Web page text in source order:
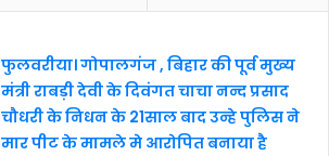
फुलवरीया। गोपालगंज , बिहार की पूर्व मुख्य
मंत्री राबड़ी देवी के दिवंगत चाचा नन्द प्रसाद
चौधरी के निधन के 21साल बाद उन्हे पुलिस ने
मार पीट के मामले मे आरोपित बनाया है